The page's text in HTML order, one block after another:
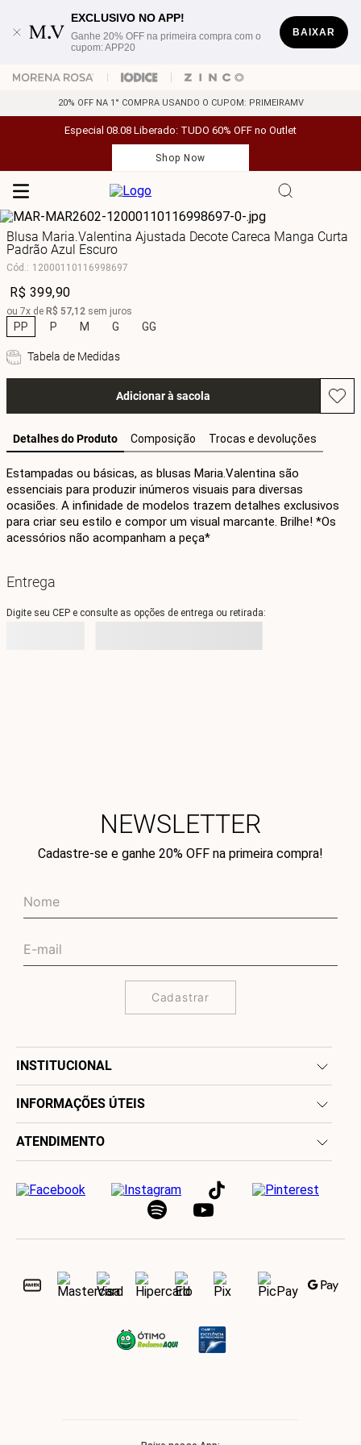
EXCLUSIVO NO APP!
Ganhe 20% OFF na primeira compra com o
cupom: APP20
BAIXAR
20% OFF NA 1° COMPRA USANDO O CUPOM: PRIMEIRAMV
Especial 08.08 Liberado: TUDO 60% OFF no Outlet
Shop Now
Blusa Maria.Valentina Ajustada Decote Careca Manga Curta
Padrão Azul Escuro
Cód.: 12000110116998697
R$ 399,90
ou 7x de R$ 57,12 sem juros
PP P M G GG
Tabela de Medidas
Adicionar à sacola
Detalhes do Produto Composição Trocas e devoluções
Estampadas ou básicas, as blusas Maria.Valentina são
essenciais para produzir inúmeros visuais para diversas
ocasiões. A infinidade de modelos trazem detalhes exclusivos
para criar seu estilo e compor um visual marcante. Brilhe! *Os
acessórios não acompanham a peça*
Entrega
Digite seu CEP e consulte as opções de entrega ou retirada:
NEWSLETTER
Cadastre-se e ganhe 20% OFF na primeira compra!
Cadastrar
INSTITUCIONAL
INFORMAÇÕES ÚTEIS
ATENDIMENTO